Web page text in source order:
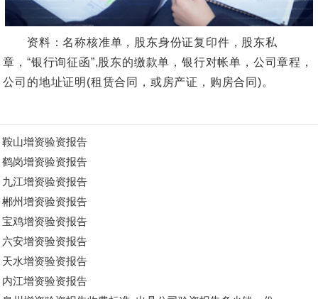
资料：名称核准单，股东身份证复印件，股东私
章，“银行询征函”,股东的缴款单，银行对帐单，公司章程，
公司的地址证明(租赁合同，或房产证，购房合同)。
鞍山增资验资报告
鹤岗增资验资报告
九江增资验资报告
郴州增资验资报告
宝鸡增资验资报告
六安增资验资报告
天水增资验资报告
内江增资验资报告